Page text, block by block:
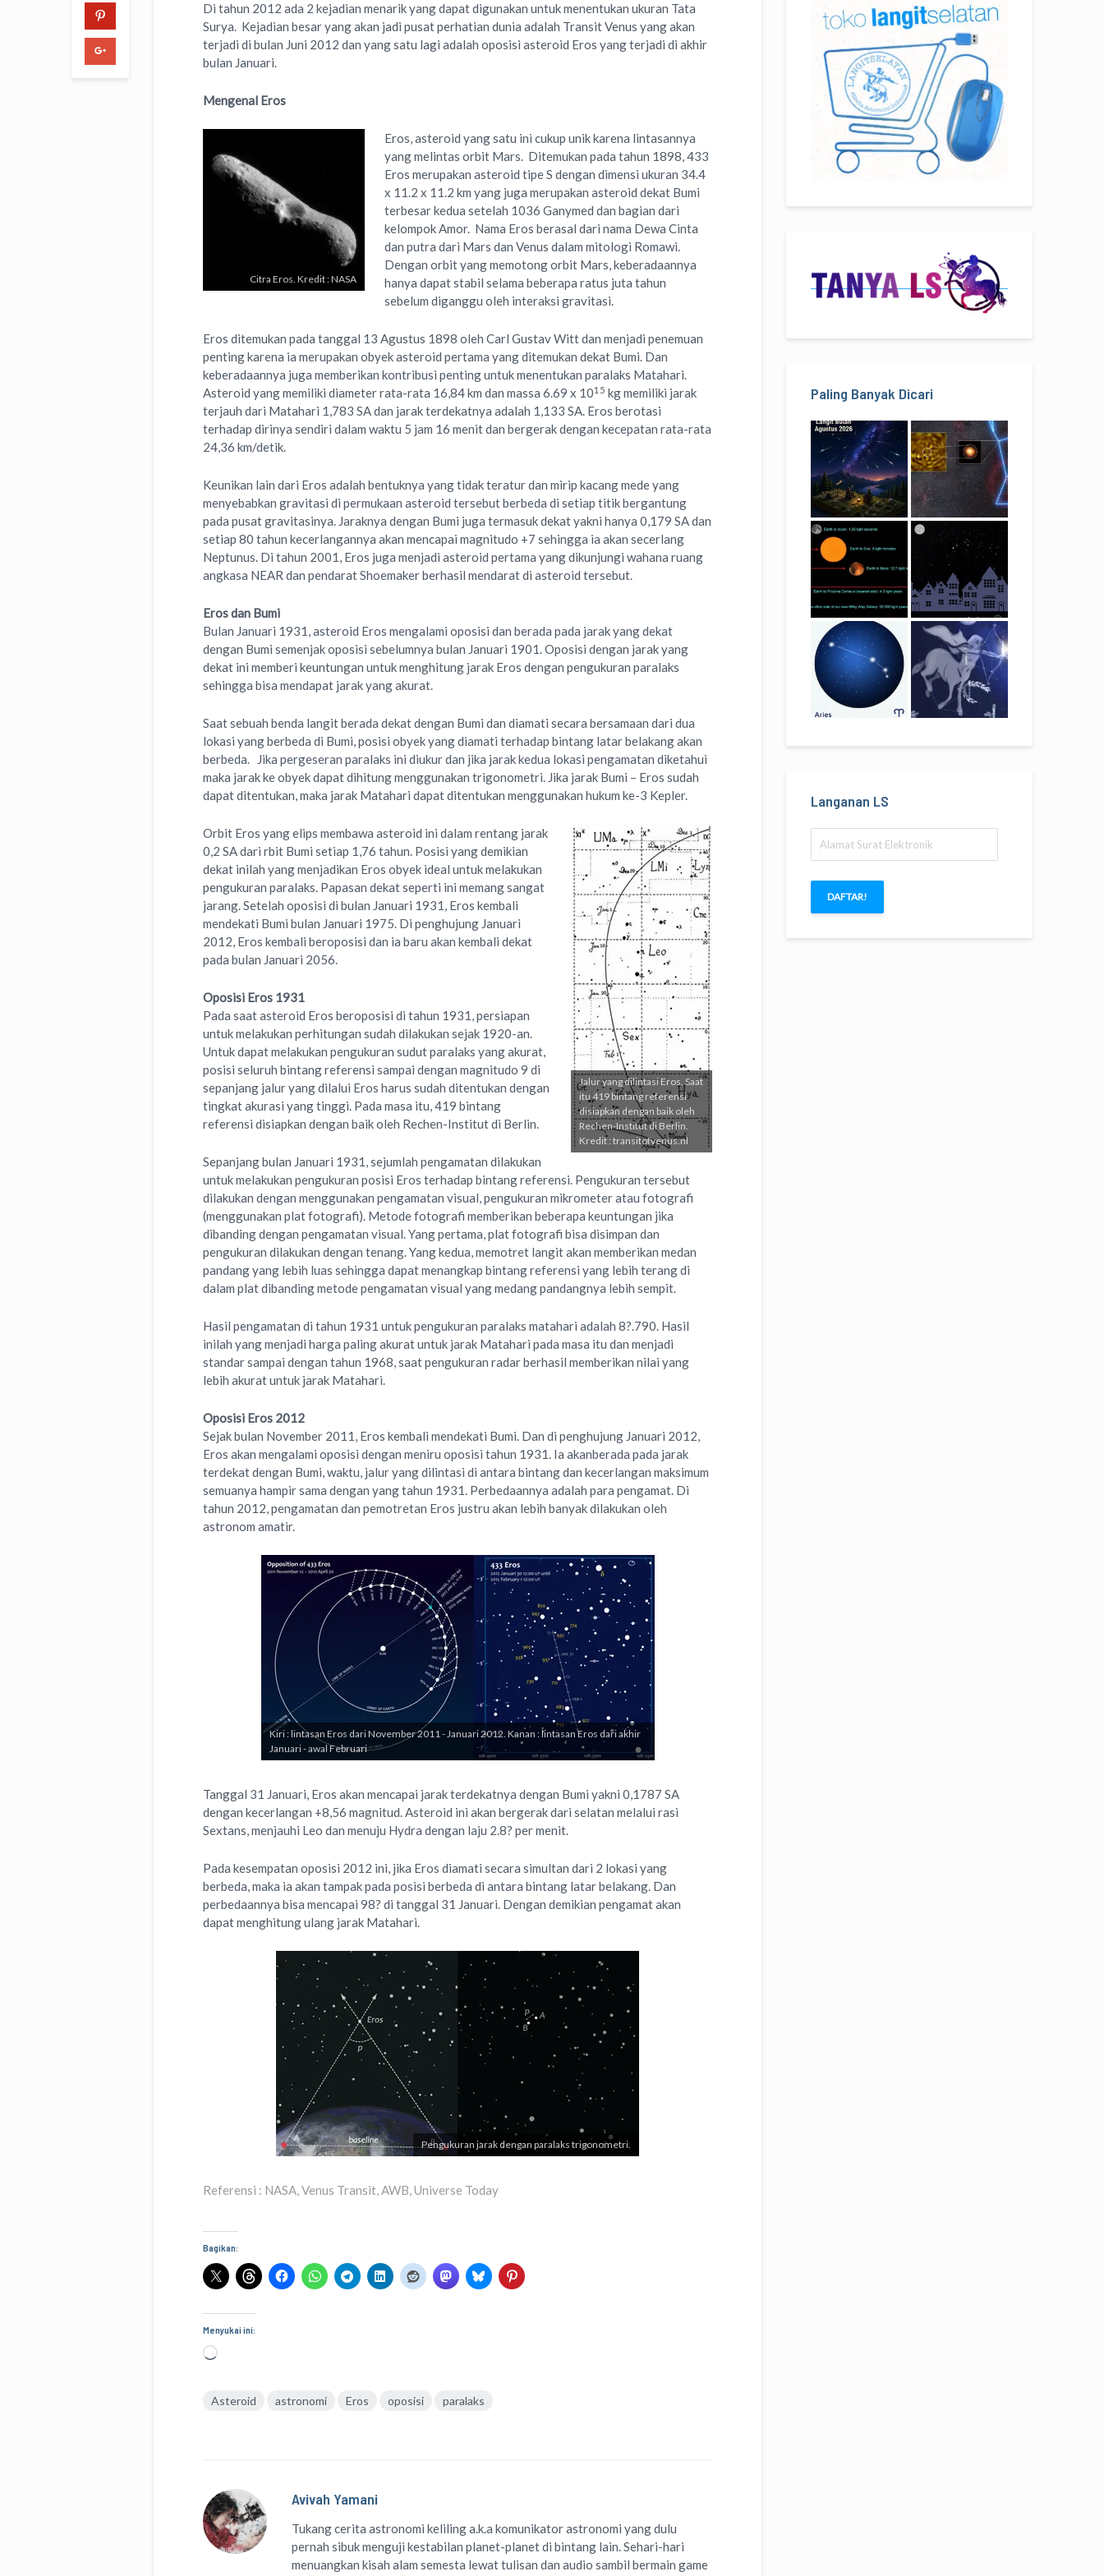
Di tahun 2012 ada 2 kejadian menarik yang dapat digunakan untuk menentukan ukuran Tata
Surya. Kejadian besar yang akan jadi pusat perhatian dunia adalah Transit Venus yang akan
terjadi di bulan Juni 2012 dan yang satu lagi adalah oposisi asteroid Eros yang terjadi di akhir
bulan Januari.
Mengenal Eros
Citra Eros. Kredit : NASA
Eros, asteroid yang satu ini cukup unik karena lintasannya
yang melintas orbit Mars. Ditemukan pada tahun 1898, 433
Eros merupakan asteroid tipe S dengan dimensi ukuran 34.4
x 11.2 x 11.2 km yang juga merupakan asteroid dekat Bumi
terbesar kedua setelah 1036 Ganymed dan bagian dari
kelompok Amor. Nama Eros berasal dari nama Dewa Cinta
dan putra dari Mars dan Venus dalam mitologi Romawi.
Dengan orbit yang memotong orbit Mars, keberadaannya
hanya dapat stabil selama beberapa ratus juta tahun
sebelum diganggu oleh interaksi gravitasi.
Eros ditemukan pada tanggal 13 Agustus 1898 oleh Carl Gustav Witt dan menjadi penemuan
penting karena ia merupakan obyek asteroid pertama yang ditemukan dekat Bumi. Dan
keberadaannya juga memberikan kontribusi penting untuk menentukan paralaks Matahari.
Asteroid yang memiliki diameter rata-rata 16,84 km dan massa 6.69 x 1015 kg memiliki jarak
terjauh dari Matahari 1,783 SA dan jarak terdekatnya adalah 1,133 SA. Eros berotasi
terhadap dirinya sendiri dalam waktu 5 jam 16 menit dan bergerak dengan kecepatan rata-rata
24,36 km/detik.
Keunikan lain dari Eros adalah bentuknya yang tidak teratur dan mirip kacang mede yang
menyebabkan gravitasi di permukaan asteroid tersebut berbeda di setiap titik bergantung
pada pusat gravitasinya. Jaraknya dengan Bumi juga termasuk dekat yakni hanya 0,179 SA dan
setiap 80 tahun kecerlangannya akan mencapai magnitudo +7 sehingga ia akan secerlang
Neptunus. Di tahun 2001, Eros juga menjadi asteroid pertama yang dikunjungi wahana ruang
angkasa NEAR dan pendarat Shoemaker berhasil mendarat di asteroid tersebut.
Eros dan Bumi
Bulan Januari 1931, asteroid Eros mengalami oposisi dan berada pada jarak yang dekat
dengan Bumi semenjak oposisi sebelumnya bulan Januari 1901. Oposisi dengan jarak yang
dekat ini memberi keuntungan untuk menghitung jarak Eros dengan pengukuran paralaks
sehingga bisa mendapat jarak yang akurat.
Saat sebuah benda langit berada dekat dengan Bumi dan diamati secara bersamaan dari dua
lokasi yang berbeda di Bumi, posisi obyek yang diamati terhadap bintang latar belakang akan
berbeda. Jika pergeseran paralaks ini diukur dan jika jarak kedua lokasi pengamatan diketahui
maka jarak ke obyek dapat dihitung menggunakan trigonometri. Jika jarak Bumi – Eros sudah
dapat ditentukan, maka jarak Matahari dapat ditentukan menggunakan hukum ke-3 Kepler.
Jalur yang dilintasi Eros. Saat
itu 419 bintang referensi
disiapkan dengan baik oleh
Rechen-Institut di Berlin.
Kredit : transitofvenus.nl
Orbit Eros yang elips membawa asteroid ini dalam rentang jarak
0,2 SA dari rbit Bumi setiap 1,76 tahun. Posisi yang demikian
dekat inilah yang menjadikan Eros obyek ideal untuk melakukan
pengukuran paralaks. Papasan dekat seperti ini memang sangat
jarang. Setelah oposisi di bulan Januari 1931, Eros kembali
mendekati Bumi bulan Januari 1975. Di penghujung Januari
2012, Eros kembali beroposisi dan ia baru akan kembali dekat
pada bulan Januari 2056.
Oposisi Eros 1931
Pada saat asteroid Eros beroposisi di tahun 1931, persiapan
untuk melakukan perhitungan sudah dilakukan sejak 1920-an.
Untuk dapat melakukan pengukuran sudut paralaks yang akurat,
posisi seluruh bintang referensi sampai dengan magnitudo 9 di
sepanjang jalur yang dilalui Eros harus sudah ditentukan dengan
tingkat akurasi yang tinggi. Pada masa itu, 419 bintang
referensi disiapkan dengan baik oleh Rechen-Institut di Berlin.
Sepanjang bulan Januari 1931, sejumlah pengamatan dilakukan
untuk melakukan pengukuran posisi Eros terhadap bintang referensi. Pengukuran tersebut
dilakukan dengan menggunakan pengamatan visual, pengukuran mikrometer atau fotografi
(menggunakan plat fotografi). Metode fotografi memberikan beberapa keuntungan jika
dibanding dengan pengamatan visual. Yang pertama, plat fotografi bisa disimpan dan
pengukuran dilakukan dengan tenang. Yang kedua, memotret langit akan memberikan medan
pandang yang lebih luas sehingga dapat menangkap bintang referensi yang lebih terang di
dalam plat dibanding metode pengamatan visual yang medang pandangnya lebih sempit.
Hasil pengamatan di tahun 1931 untuk pengukuran paralaks matahari adalah 8?.790. Hasil
inilah yang menjadi harga paling akurat untuk jarak Matahari pada masa itu dan menjadi
standar sampai dengan tahun 1968, saat pengukuran radar berhasil memberikan nilai yang
lebih akurat untuk jarak Matahari.
Oposisi Eros 2012
Sejak bulan November 2011, Eros kembali mendekati Bumi. Dan di penghujung Januari 2012,
Eros akan mengalami oposisi dengan meniru oposisi tahun 1931. Ia akanberada pada jarak
terdekat dengan Bumi, waktu, jalur yang dilintasi di antara bintang dan kecerlangan maksimum
semuanya hampir sama dengan yang tahun 1931. Perbedaannya adalah para pengamat. Di
tahun 2012, pengamatan dan pemotretan Eros justru akan lebih banyak dilakukan oleh
astronom amatir.
Kiri : lintasan Eros dari November 2011 - Januari 2012. Kanan : lintasan Eros dari akhir
Januari - awal Februari
Tanggal 31 Januari, Eros akan mencapai jarak terdekatnya dengan Bumi yakni 0,1787 SA
dengan kecerlangan +8,56 magnitud. Asteroid ini akan bergerak dari selatan melalui rasi
Sextans, menjauhi Leo dan menuju Hydra dengan laju 2.8? per menit.
Pada kesempatan oposisi 2012 ini, jika Eros diamati secara simultan dari 2 lokasi yang
berbeda, maka ia akan tampak pada posisi berbeda di antara bintang latar belakang. Dan
perbedaannya bisa mencapai 98? di tanggal 31 Januari. Dengan demikian pengamat akan
dapat menghitung ulang jarak Matahari.
Pengukuran jarak dengan paralaks trigonometri.
Referensi : NASA, Venus Transit, AWB, Universe Today
Bagikan:
Menyukai ini:
Memuat...
Asteroid astronomi Eros oposisi paralaks
Avivah Yamani
Tukang cerita astronomi kelilinga.k.akomunikator astronomi yang dulu
pernah sibuk menguji kestabilan planet-planet di bintang lain. Sehari-hari
menuangkan kisah alam semesta lewattulisandanaudio sambil bermain game
Paling Banyak Dicari
Langanan LS
Surat
Elektronik
DAFTAR!